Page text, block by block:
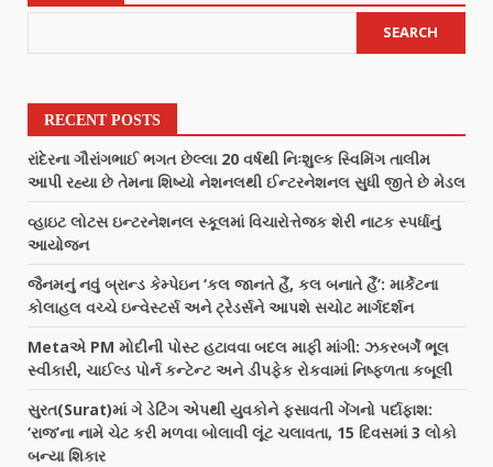
SEARCH
RECENT POSTS
રાંદેરના ગૌરાંગભાઈ ભગત છેલ્લા 20 વર્ષથી નિઃશુલ્ક સ્વિમિંગ તાલીમ
આપી રહ્યા છે તેમના શિષ્યો નેશનલથી ઈન્ટરનેશનલ સુધી જીતે છે મેડલ
વ્હાઇટ લોટસ ઇન્ટરનેશનલ સ્કૂલમાં વિચારોત્તેજક શેરી નાટક સ્પર્ધાનું
આયોજન
જૈનમનું નવું બ્રાન્ડ કેમ્પેઇન ‘કલ જાનતે હૈં, કલ બનાતે હૈં’: માર્કેટના
કોલાહલ વચ્ચે ઇન્વેસ્ટર્સ અને ટ્રેડર્સને આપશે સચોટ માર્ગદર્શન
Metaએ PM મોદીની પોસ્ટ હટાવવા બદલ માફી માંગી: ઝકરબર્ગે ભૂલ
સ્વીકારી, ચાઈલ્ડ પોર્ન કન્ટેન્ટ અને ડીપફેક રોકવામાં નિષ્ફળતા કબૂલી
સુરત(Surat)માં ગે ડેટિંગ એપથી યુવકોને ફસાવતી ગેંગનો પર્દાફાશ:
‘રાજ’ના નામે ચેટ કરી મળવા બોલાવી લૂંટ ચલાવતા, 15 દિવસમાં 3 લોકો
બન્યા શિકાર